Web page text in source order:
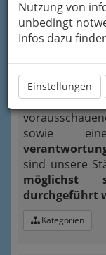
Nutzung von
unbedingt
Infos dazu
Einstellungen
+43 316 324
+43 676
Optimale
sowie
sind unsere
möglichst
durchgeführt
Kategorien